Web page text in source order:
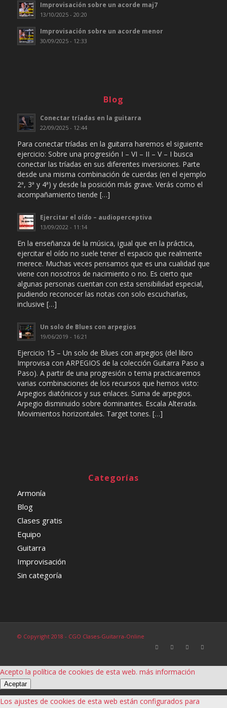
Improvisación sobre un acorde maj7
13/10/2025 - 20:20
Improvisación sobre un acorde menor
30/09/2025 - 12:33
Blog
Conectar tríadas en la guitarra
22/09/2025 - 12:44
Para conectar tríadas en la guitarra haremos el siguiente
ejercicio: Sobre una progresión I – VI – II – V – I busca
conectar las tríadas en sus diferentes inversiones. Parte
desde una misma combinación de cuerdas (en el ejemplo
2ª, 3ª y 4ª) y desde la posición más grave. Verás como el
acompañamiento tiende […]
Ejercitar el oído – audioperceptiva
13/09/2022 - 11:14
En la enseñanza de la música, igual que en la práctica,
ejercitar el oído no suele tener el espacio que realmente
merece. Muchas veces pensamos que es una cualidad que
viene con nosotros de nacimiento o no. Es cierto que
algunas personas cuentan con esta sensibilidad especial,
pudiendo reconocer las notas con solo escucharlas,
inclusive […]
Un solo de Blues con arpegios
19/06/2019 - 16:21
Ejercicio 15 – Un solo de Blues con arpegios (del libro
Improvisa con ARPEGIOS de la colección Guitarra Paso a
Paso). A partir de una progresión o tema practicaremos
varias combinaciones de los recursos que hemos visto:
Arpegios diatónicos y sus enlaces. Suma de arpegios.
Arpegio disminuido sobre dominantes. Escala Alterada.
Movimientos horizontales. Target tones. […]
Categorías
Armonía
Blog
Clases gratis
Equipo
Guitarra
Improvisación
Sin categoría
© Copyright 2018 - CGO Clases-Guitarra-Online
Acepto la política de cookies de esta web. más información
Aceptar
Los ajustes de cookies de esta web están configurados para